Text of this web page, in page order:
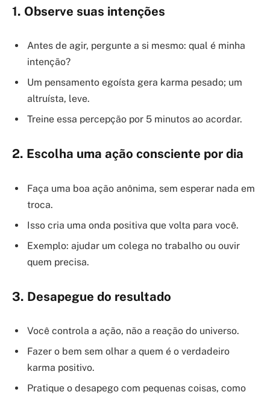
1. Observe suas intenções
Antes de agir, pergunte a si mesmo: qual é minha
intenção?
Um pensamento egoísta gera karma pesado; um
altruísta, leve.
Treine essa percepção por 5 minutos ao acordar.
2. Escolha uma ação consciente por dia
Faça uma boa ação anônima, sem esperar nada em
troca.
Isso cria uma onda positiva que volta para você.
Exemplo: ajudar um colega no trabalho ou ouvir
quem precisa.
3. Desapegue do resultado
Você controla a ação, não a reação do universo.
Fazer o bem sem olhar a quem é o verdadeiro
karma positivo.
Pratique o desapego com pequenas coisas, como